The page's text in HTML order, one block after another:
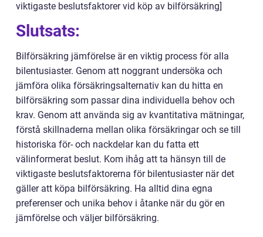
viktigaste beslutsfaktorer vid köp av bilförsäkring]
Slutsats:
Bilförsäkring jämförelse är en viktig process för alla
bilentusiaster. Genom att noggrant undersöka och
jämföra olika försäkringsalternativ kan du hitta en
bilförsäkring som passar dina individuella behov och
krav. Genom att använda sig av kvantitativa mätningar,
förstå skillnaderna mellan olika försäkringar och se till
historiska för- och nackdelar kan du fatta ett
välinformerat beslut. Kom ihåg att ta hänsyn till de
viktigaste beslutsfaktorerna för bilentusiaster när det
gäller att köpa bilförsäkring. Ha alltid dina egna
preferenser och unika behov i åtanke när du gör en
jämförelse och väljer bilförsäkring.